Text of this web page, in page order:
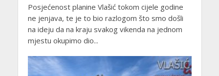
Posjećenost planine Vlašić tokom cijele godine
ne jenjava, te je to bio razlogom što smo došli
na ideju da na kraju svakog vikenda na jednom
mjestu okupimo dio...